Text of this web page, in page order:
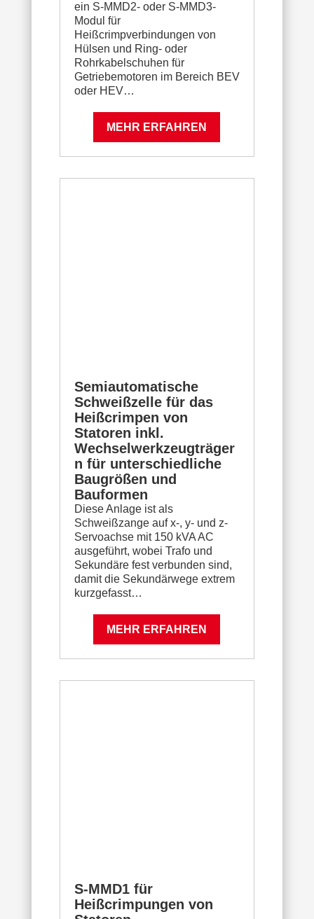
ein S-MMD2- oder S-MMD3-
Modul für
Heißcrimpverbindungen von
Hülsen und Ring- oder
Rohrkabelschuhen für
Getriebemotoren im Bereich BEV
oder HEV…
MEHR ERFAHREN
Semiautomatische
Schweißzelle für das
Heißcrimpen von
Statoren inkl.
Wechselwerkzeugträger
n für unterschiedliche
Baugrößen und
Bauformen
Diese Anlage ist als
Schweißzange auf x-, y- und z-
Servoachse mit 150 kVA AC
ausgeführt, wobei Trafo und
Sekundäre fest verbunden sind,
damit die Sekundärwege extrem
kurzgefasst…
MEHR ERFAHREN
S-MMD1 für
Heißcrimpungen von